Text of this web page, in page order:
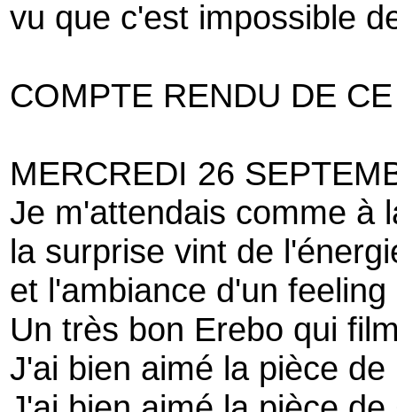
vu que c'est impossible
COMPTE RENDU DE
MERCREDI 26
Je m'attendais comme à
la surprise vint de
et l'ambiance d'un
Un très bon Erebo qui
J'ai bien aimé la pièce de